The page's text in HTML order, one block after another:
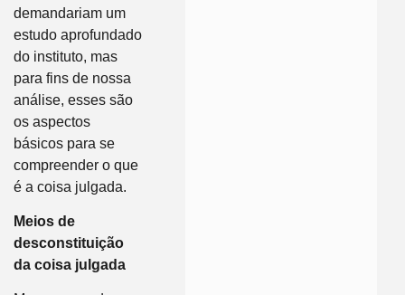
demandariam um
estudo aprofundado
do instituto, mas
para fins de nossa
análise, esses são
os aspectos
básicos para se
compreender o que
é a coisa julgada.
Meios de
desconstituição
da coisa julgada